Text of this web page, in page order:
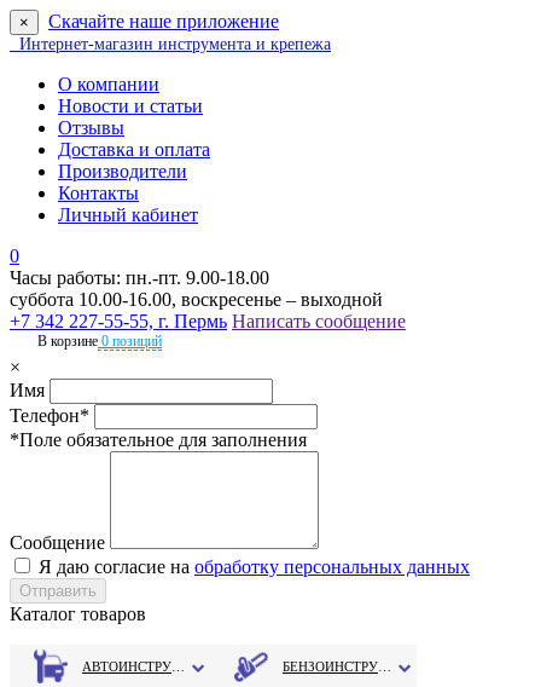
× Скачайте наше приложение
Интернет-магазин инструмента и крепежа
О компании
Новости и статьи
Отзывы
Доставка и оплата
Производители
Контакты
Личный кабинет
0
Часы работы: пн.-пт. 9.00-18.00
суббота 10.00-16.00, воскресенье – выходной
+7 342 227-55-55, г. Пермь Написать сообщение
В корзине 0 позиций
×
Имя
Телефон*
*Поле обязательное для заполнения
Сообщение
Я даю согласие на обработку персональных данных
Каталог товаров